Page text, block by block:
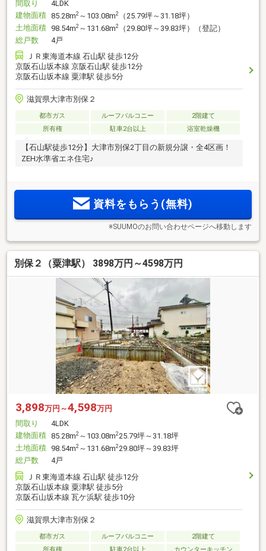
間取り
4LDK
建物面積 85.28m2 ～103.08m2
（25.79坪～31.18坪）
土地面積 98.54m2 ～131.68m2
（29.80坪～39.83坪）（登記）
総戸数
4戸
ＪＲ東海道本線 石山駅 徒歩12分
京阪石山坂本線 京阪石山駅 徒歩12分
京阪石山坂本線 粟津駅 徒歩5分
滋賀県大津市別保２
都市ガス ルーフバルコニー
2階建て
所有権
駐車2台以上 浴室乾燥機
【石山駅徒歩12分】大津市別保2丁目の新規分譲・全4区画！
ZEH水準省エネ住宅♪
資料をもらう(無料)
※SUUMOのお問い合わせページへ移動します
別保２（粟津駅） 3898万円～4598万円
3,898万円～4,598万円
間取り
4LDK
建物面積 85.28m2 ～103.08m225.79坪～31.18坪
土地面積 98.54m2 ～131.68m229.80坪～39.83坪
総戸数
4戸
ＪＲ東海道本線 石山駅 徒歩12分
京阪石山坂本線 粟津駅 徒歩5分
京阪石山坂本線 瓦ケ浜駅 徒歩10分
滋賀県大津市別保２
都市ガス ルーフバルコニー
2階建て